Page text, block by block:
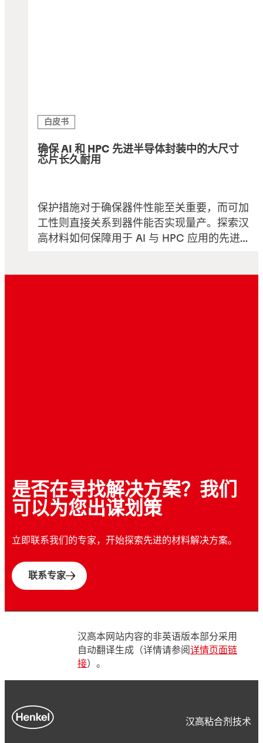
白皮书
确保 AI 和 HPC 先进半导体封装中的大尺寸
芯片长久耐用
保护措施对于确保器件性能至关重要，而可加
工性则直接关系到器件能否实现量产。探索汉
高材料如何保障用于 AI 与 HPC 应用的先进
探索汉高的导电芯片贴装膜如何赋予下一代宽
带技术出色的可靠性和高效率。
是否在寻找解决方案？我们
可以为您出谋划策
立即联系我们的专家，开始探索先进的材料解决方案。
联系专家
汉高本网站内容的非英语版本部分采用
自动翻译生成（详情请参阅详情页面链
接）。
汉高粘合剂技术